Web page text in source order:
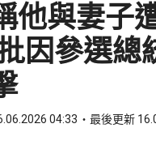
他與妻子
因參選總
04:33 最後更新
WhatsApp